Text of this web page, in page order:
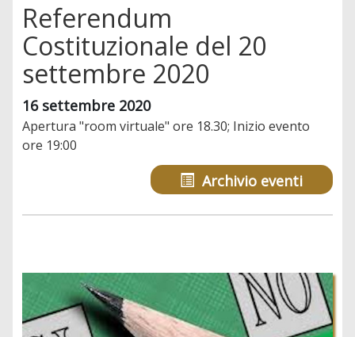
Referendum
Costituzionale del 20
settembre 2020
16 settembre 2020
Apertura "room virtuale" ore 18.30; Inizio evento
ore 19:00
Archivio eventi